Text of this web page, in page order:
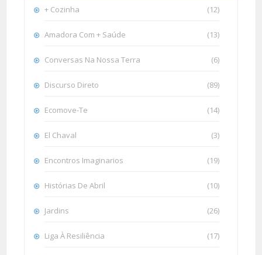
+ Cozinha (12)
Amadora Com + Saúde (13)
Conversas Na Nossa Terra (6)
Discurso Direto (89)
Ecomove-Te (14)
El Chaval (3)
Encontros Imaginarios (19)
Histórias De Abril (10)
Jardins (26)
Liga À Resiliência (17)